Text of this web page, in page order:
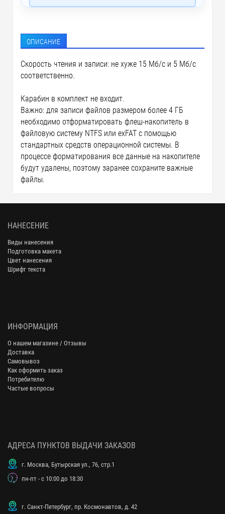
ОПИСАНИЕ
Скорость чтения и записи: не хуже 15 Мб/c и 5 Мб/с
соответственно.
Карабин в комплект не входит.
Важно: для записи файлов размером более 4 ГБ
необходимо отформатировать флеш-накопитель в
файловую систему NTFS или exFAT с помощью
стандартных средств операционной системы. В
процессе форматирования все данные на накопителе
будут удалены, поэтому заранее сохраните важные
файлы.
НАНЕСЕНИЕ
Виды нанесения
Подготовка макета
Цвет нанесения
Шрифт текста
ИНФОРМАЦИЯ
О нашем магазине / Отзывы
Доставка
Самовывоз
Как оформить заказ
Потребителю
Частые вопросы
АДРЕСА ПУНКТОВ ВЫДАЧИ ЗАКАЗОВ
г. Москва, Бутырская ул., 76, стр.1
пн-пт - с 10:00 до 18:30
г. Санкт-Петербург, пр. Космонавтов, д. 42